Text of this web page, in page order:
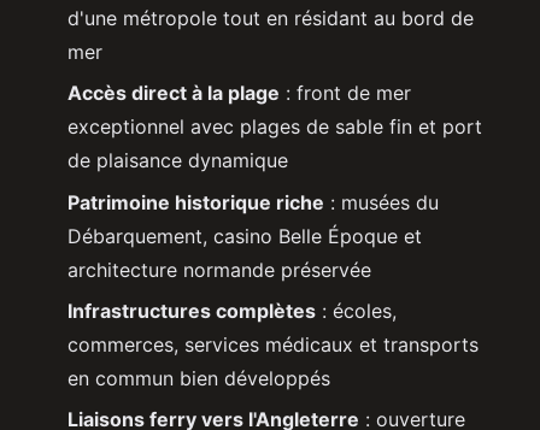
d'une métropole tout en résidant au bord de
mer
Accès direct à la plage : front de mer
exceptionnel avec plages de sable fin et port
de plaisance dynamique
Patrimoine historique riche : musées du
Débarquement, casino Belle Époque et
architecture normande préservée
Infrastructures complètes : écoles,
commerces, services médicaux et transports
en commun bien développés
Liaisons ferry vers l'Angleterre : ouverture